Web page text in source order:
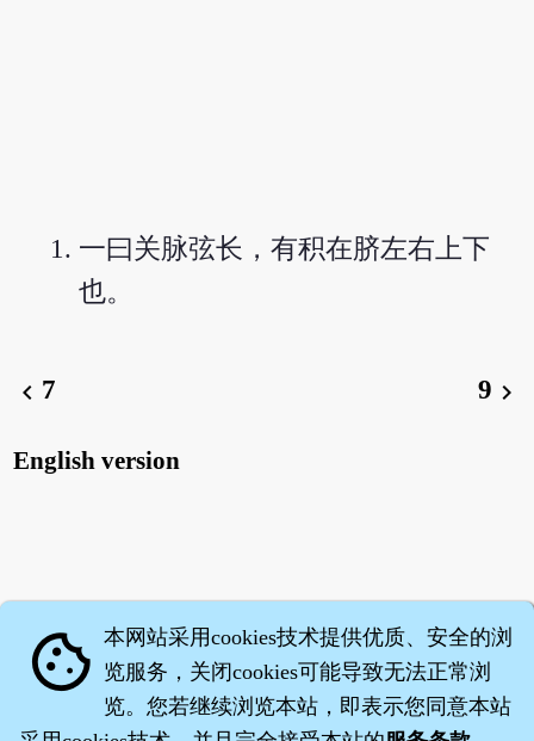
一曰关脉弦长，有积在脐左右上下
也。
chevron_left 7 9 chevron_right
English version
cookie 本网站采用cookies技术提供优质、安全的浏
览服务，关闭cookies可能导致无法正常浏
览。您若继续浏览本站，即表示您同意本站